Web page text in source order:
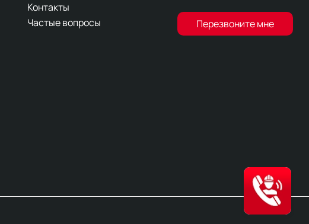
Контакты
Частые вопросы
Перезвоните мне